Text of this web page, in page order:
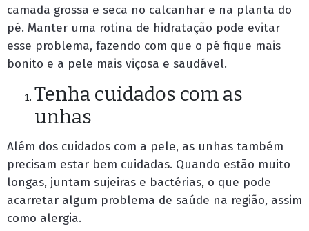
camada grossa e seca no calcanhar e na planta do
pé. Manter uma rotina de hidratação pode evitar
esse problema, fazendo com que o pé fique mais
bonito e a pele mais viçosa e saudável.
Tenha cuidados com as
unhas
Além dos cuidados com a pele, as unhas também
precisam estar bem cuidadas. Quando estão muito
longas, juntam sujeiras e bactérias, o que pode
acarretar algum problema de saúde na região, assim
como alergia.